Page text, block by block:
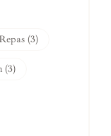
Repas (3)
(3)